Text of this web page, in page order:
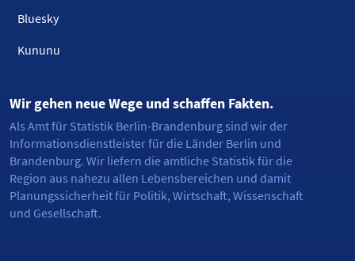
Bluesky
Kununu
Wir gehen neue Wege und schaffen Fakten.
Als Amt für Statistik Berlin-Brandenburg sind wir der
Informationsdienstleister für die Länder Berlin und
Brandenburg. Wir liefern die amtliche Statistik für die
Region aus nahezu allen Lebensbereichen und damit
Planungssicherheit für Politik, Wirtschaft, Wissenschaft
und Gesellschaft.